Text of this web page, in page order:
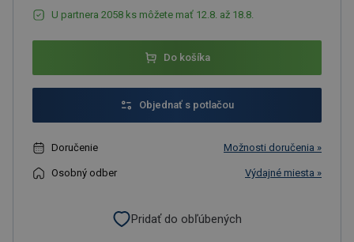
U partnera 2058 ks môžete mať 12.8. až 18.8.
Do košíka
Objednať s potlačou
Doručenie Možnosti doručenia »
Osobný odber Výdajné miesta »
Pridať do obľúbených